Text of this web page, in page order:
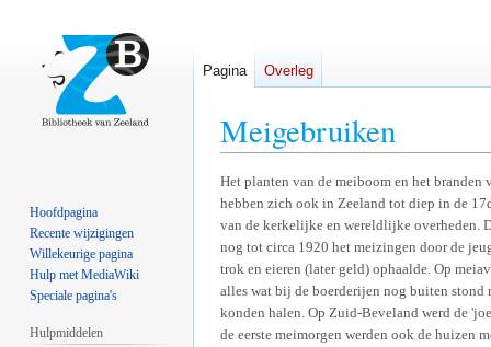
Meigebruiken
Naar
navigatie
springen
Naar
zoeken
springen
Het planten van de meiboom en het branden
hebben zich ook in Zeeland tot diep in de
van de kerkelijke en wereldlijke overheden.
nog tot circa 1920 het meizingen door de
trok en eieren (later geld) ophaalde. Op
alles wat bij de boerderijen nog buiten stond
konden halen. Op Zuid-Beveland werd de
de eerste meimorgen werden ook de huizen
Pagina Overleg
Hoofdpagina
Recente wijzigingen
Willekeurige pagina
Hulp met MediaWiki
Speciale pagina's
Hulpmiddelen